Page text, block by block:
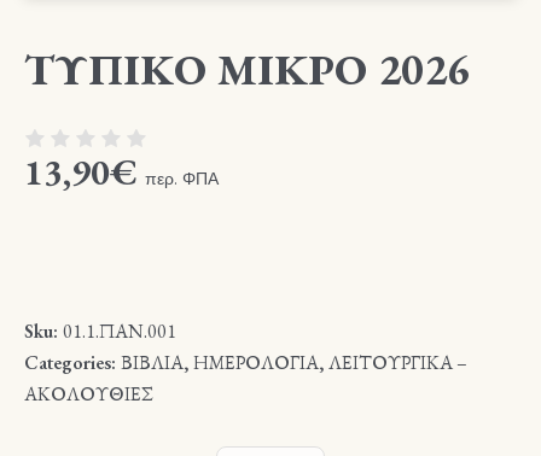
ΤΥΠΙΚΟ ΜΙΚΡΟ 2026
13,90€ περ. ΦΠΑ
Sku: 01.1.ΠΑΝ.001
Categories: ΒΙΒΛΙΑ,ΗΜΕΡΟΛΟΓΙΑ,ΛΕΙΤΟΥΡΓΙΚΑ –
ΑΚΟΛΟΥΘΙΕΣ